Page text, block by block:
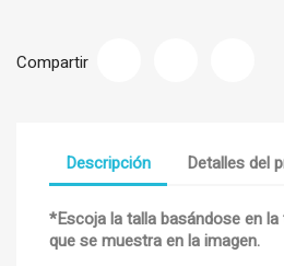
Compartir
Descripción Detalles del
*Escoja la talla basándose en
que se muestra en la imagen.